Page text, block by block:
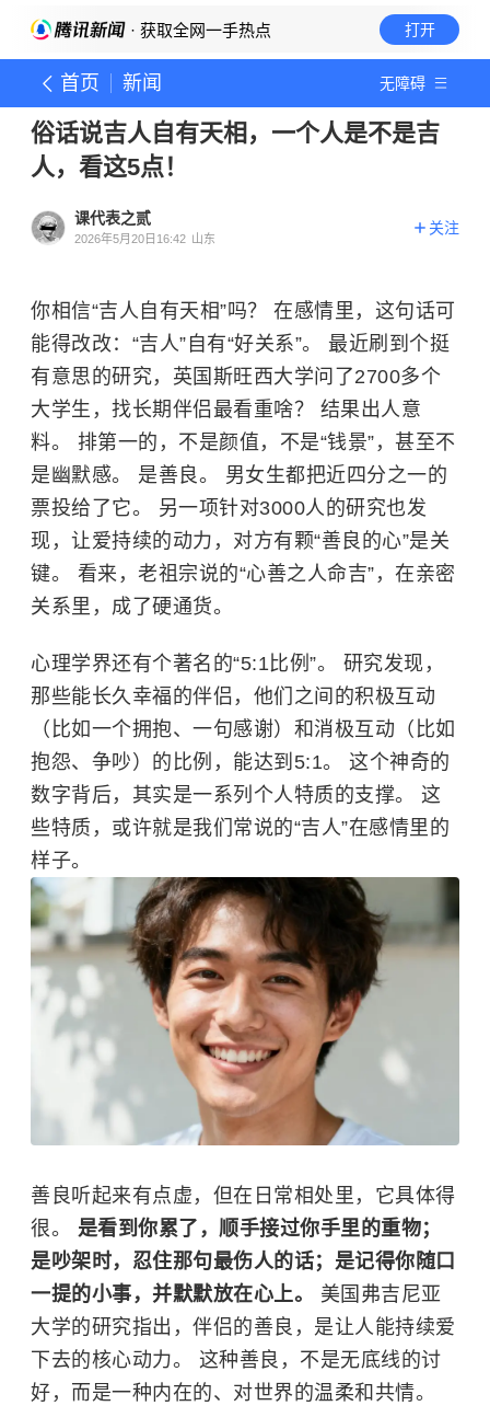
· 获取全网一手热点 打开
首页 新闻 无障碍
俗话说吉人自有天相，一个人是不是吉
人，看这5点！
课代表之贰
2026年5月20日16:42 山东
关注
你相信“吉人自有天相”吗？ 在感情里，这句话可
能得改改：“吉人”自有“好关系”。 最近刷到个挺
有意思的研究，英国斯旺西大学问了2700多个
大学生，找长期伴侣最看重啥？ 结果出人意
料。 排第一的，不是颜值，不是“钱景”，甚至不
是幽默感。 是善良。 男女生都把近四分之一的
票投给了它。 另一项针对3000人的研究也发
现，让爱持续的动力，对方有颗“善良的心”是关
键。 看来，老祖宗说的“心善之人命吉”，在亲密
关系里，成了硬通货。
心理学界还有个著名的“5:1比例”。 研究发现，
那些能长久幸福的伴侣，他们之间的积极互动
（比如一个拥抱、一句感谢）和消极互动（比如
抱怨、争吵）的比例，能达到5:1。 这个神奇的
数字背后，其实是一系列个人特质的支撑。 这
些特质，或许就是我们常说的“吉人”在感情里的
样子。
善良听起来有点虚，但在日常相处里，它具体得
很。 是看到你累了，顺手接过你手里的重物；
是吵架时，忍住那句最伤人的话；是记得你随口
一提的小事，并默默放在心上。 美国弗吉尼亚
大学的研究指出，伴侣的善良，是让人能持续爱
下去的核心动力。 这种善良，不是无底线的讨
好，而是一种内在的、对世界的温柔和共情。